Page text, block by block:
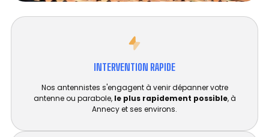
INTERVENTION RAPIDE
Nos antennistes s'engagent à venir dépanner votre
antenne ou parabole, le plus rapidement possible, à
Annecy et ses environs.